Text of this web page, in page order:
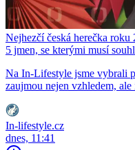
Nejhezčí česká herečka
5 jmen, se kterými musí
Na In-Lifestyle jsme vybrali
zaujmou nejen vzhledem,
In-lifestyle.cz
dnes, 11:41